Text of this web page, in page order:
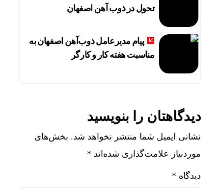
تحول در ذوب آهن اصفهان
پیام مدیرعامل ذوب‌آهن اصفهان به
مناسبت هفته کار و کارگر
دیدگاهتان را بنویسید
نشانی ایمیل شما منتشر نخواهد شد. بخش‌های
موردنیاز علامت‌گذاری شده‌اند *
دیدگاه *